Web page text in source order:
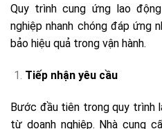
Quy trình cung ứng lao
nghiệp nhanh chóng đáp ứng
bảo hiệu quả trong vận hành.
Tiếp nhận yêu cầu
Bước đầu tiên trong quy trình
từ doanh nghiệp. Nhà cung